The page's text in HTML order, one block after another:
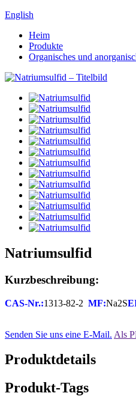
English
Heim
Produkte
Organisches und
Natriumsulfid
Kurzbeschreibung:
CAS-Nr.:1313-82-2 MF:Na2S
Senden Sie uns eine E-Mail. Als
Produktdetails
Produkt-Tags